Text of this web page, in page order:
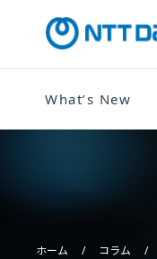
What’s New
ホーム コラム